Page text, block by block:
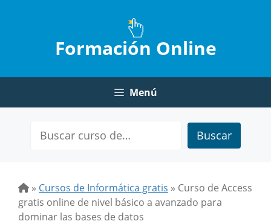
Formación Online
Menú
Buscar
» Cursos de Informática gratis » Curso de Access
gratis online de nivel básico a avanzado para
dominar las bases de datos